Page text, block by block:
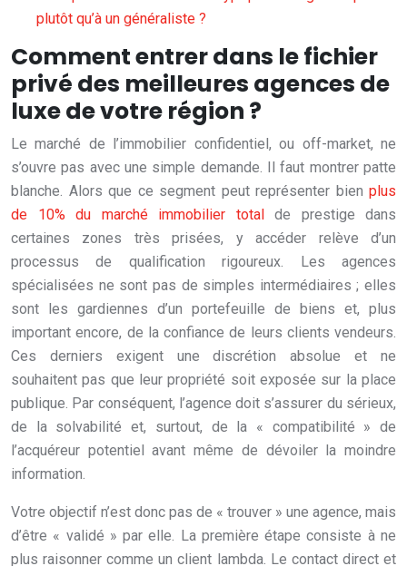
plutôt qu’à un généraliste ?
Comment entrer dans le fichier
privé des meilleures agences de
luxe de votre région ?
Le marché de l’immobilier confidentiel, ou off-market, ne
s’ouvre pas avec une simple demande. Il faut montrer patte
blanche. Alors que ce segment peut représenter bien plus
de 10% du marché immobilier totalde prestige dans
certaines zones très prisées, y accéder relève d’un
processus de qualification rigoureux. Les agences
spécialisées ne sont pas de simples intermédiaires ; elles
sont les gardiennes d’un portefeuille de biens et, plus
important encore, de la confiance de leurs clients vendeurs.
Ces derniers exigent une discrétion absolue et ne
souhaitent pas que leur propriété soit exposée sur la place
publique. Par conséquent, l’agence doit s’assurer du sérieux,
de la solvabilité et, surtout, de la « compatibilité » de
l’acquéreur potentiel avant même de dévoiler la moindre
information.
Votre objectif n’est donc pas de « trouver » une agence, mais
d’être « validé » par elle. La première étape consiste à ne
plus raisonner comme un client lambda. Le contact direct et